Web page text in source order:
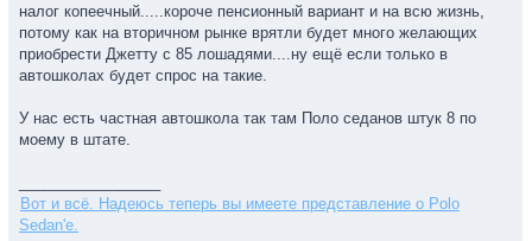
налог копеечный.....короче пенсионный вариант и на всю жизнь,
потому как на вторичном рынке врятли будет много желающих
приобрести Джетту с 85 лошадями....ну ещё если только в
автошколах будет спрос на такие.
У нас есть частная автошкола так там Поло седанов штук 8 по
моему в штате.
Вот и всё. Надеюсь теперь вы имеете представление о Polo
Sedan'е.